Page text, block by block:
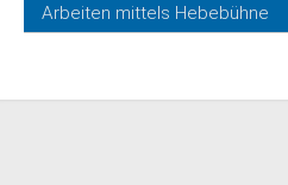
Arbeiten mittels Hebebühne